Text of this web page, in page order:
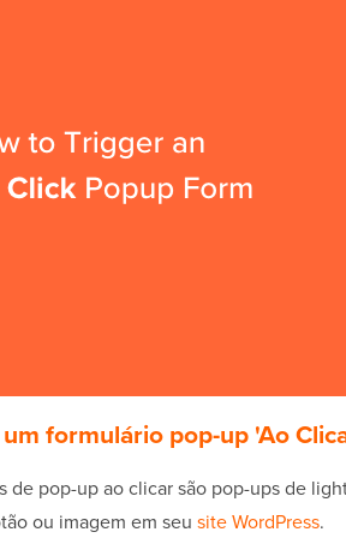
formulário pop-up 'Ao
de pop-up ao clicar são pop-ups de
ou imagem em seu site WordPress.